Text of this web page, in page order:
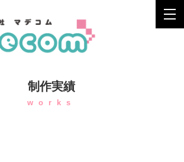
制作実績
works